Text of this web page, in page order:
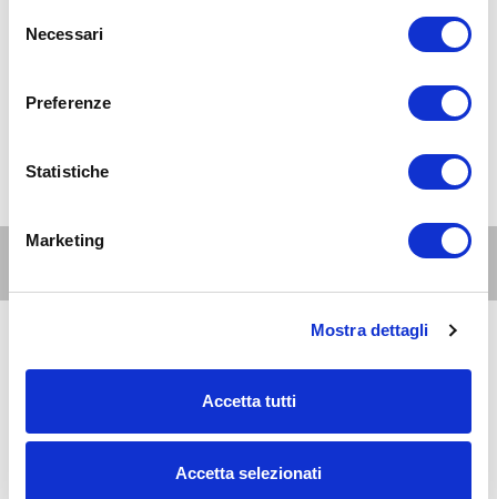
delNecessari
Preferenze
Statistiche
Marketing
Mostra dettagli
Accetta tutti
Accetta selezionati
Altri eventi per questa età
AUG 2026
La Conca social bar: aperitivi e cene a misura di
e